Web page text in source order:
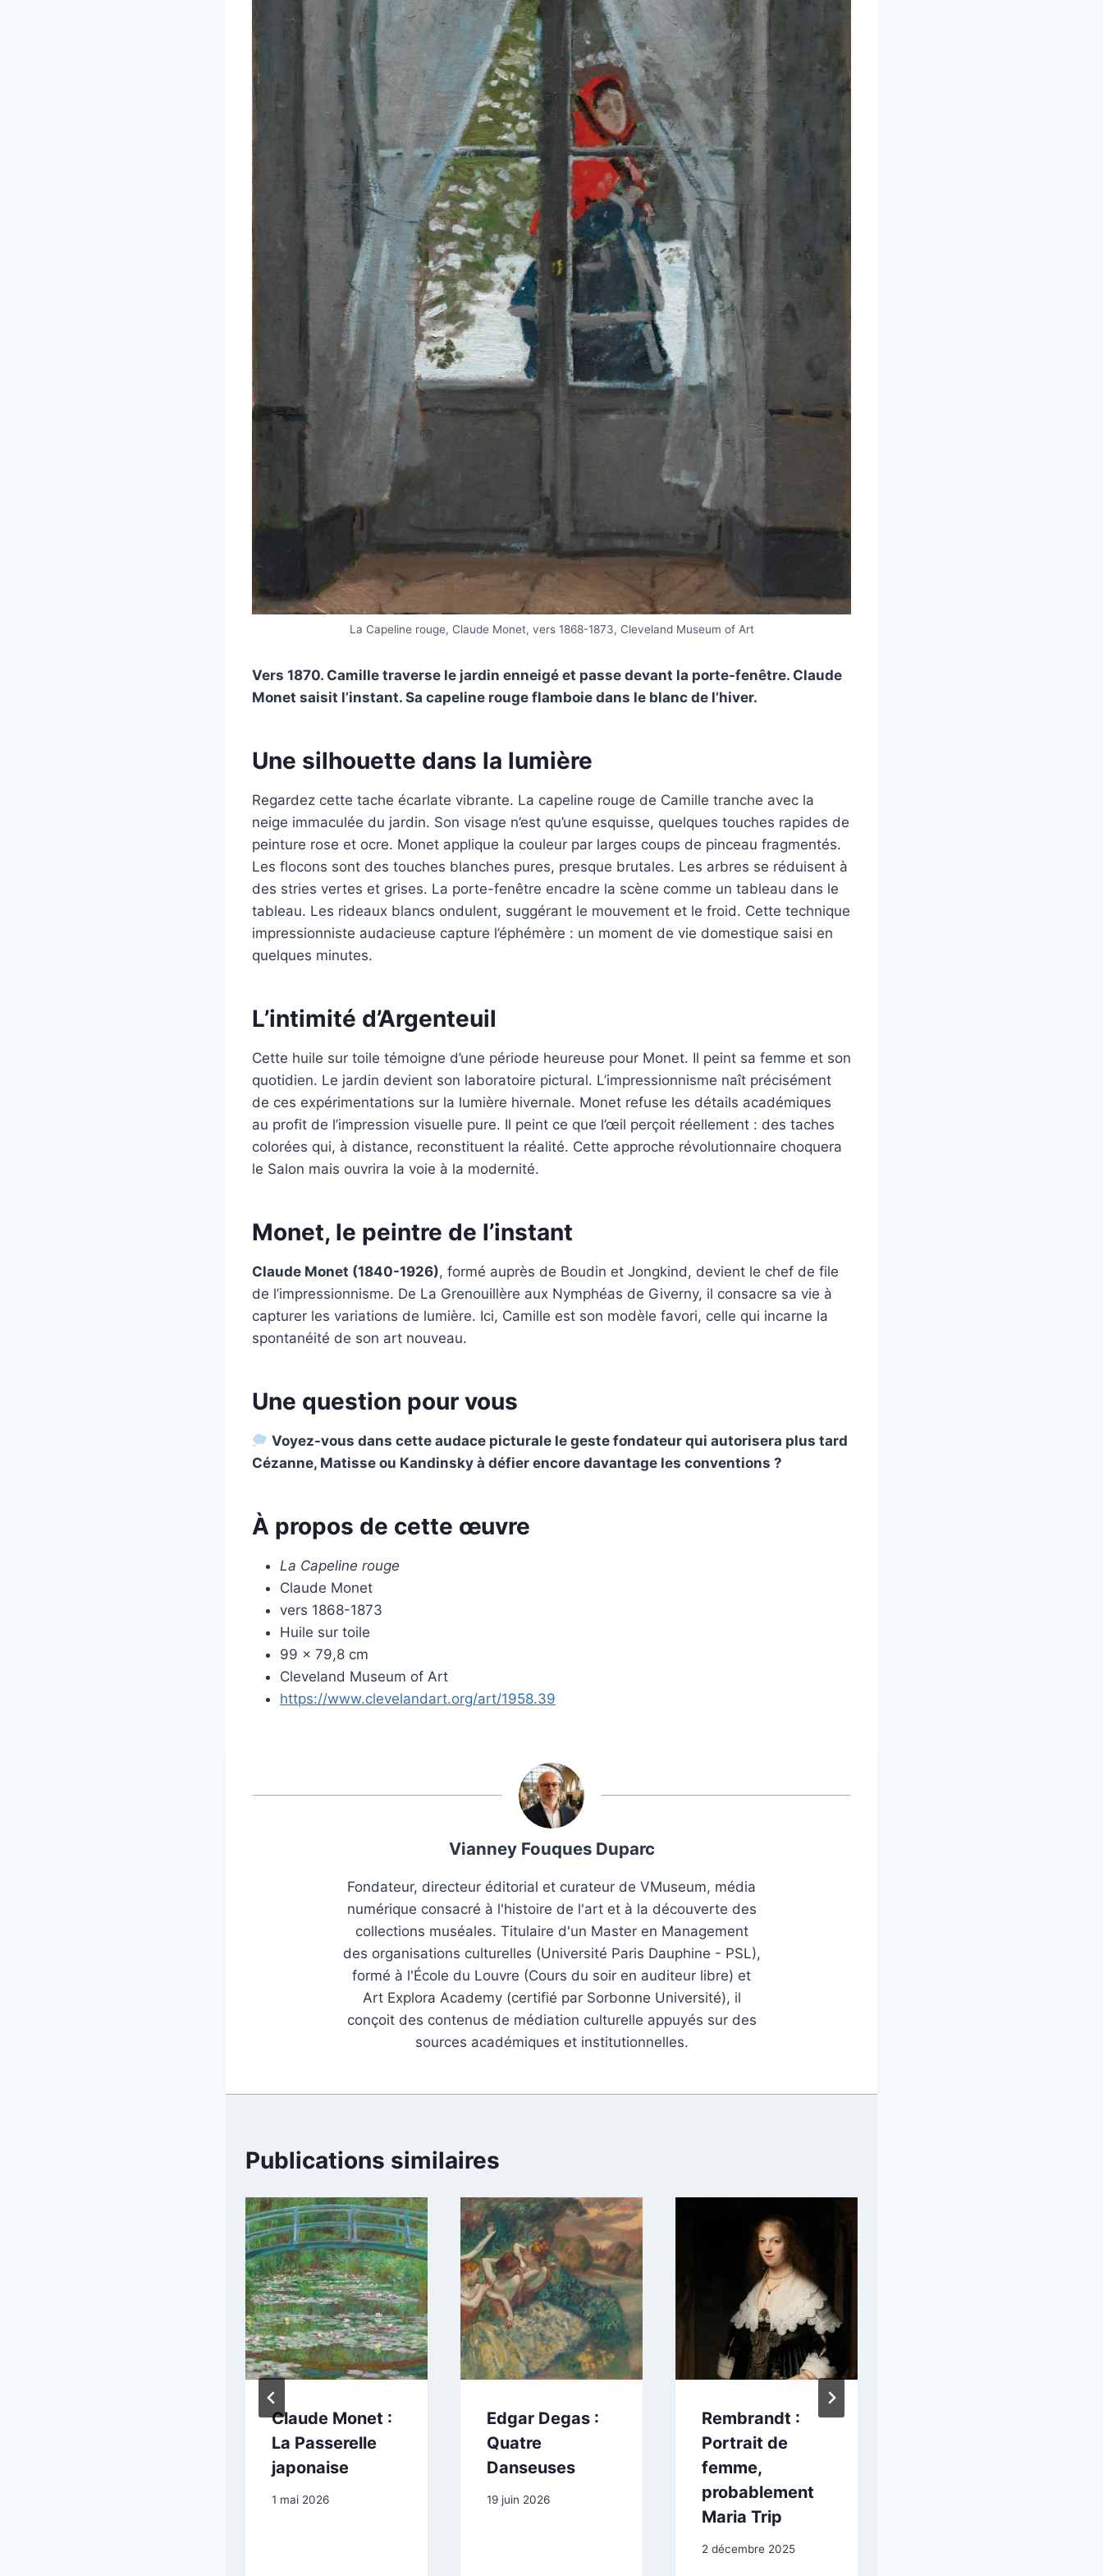
La Capeline rouge, Claude Monet, vers 1868-1873, Cleveland Museum of Art
Vers 1870. Camille traverse le jardin enneigé et passe devant la porte-fenêtre. Claude
Monet saisit l’instant. Sa capeline rouge flamboie dans le blanc de l’hiver.
Une silhouette dans la lumière
Regardez cette tache écarlate vibrante. La capeline rouge de Camille tranche avec la
neige immaculée du jardin. Son visage n’est qu’une esquisse, quelques touches rapides de
peinture rose et ocre. Monet applique la couleur par larges coups de pinceau fragmentés.
Les flocons sont des touches blanches pures, presque brutales. Les arbres se réduisent à
des stries vertes et grises. La porte-fenêtre encadre la scène comme un tableau dans le
tableau. Les rideaux blancs ondulent, suggérant le mouvement et le froid. Cette technique
impressionniste audacieuse capture l’éphémère : un moment de vie domestique saisi en
quelques minutes.
L’intimité d’Argenteuil
Cette huile sur toile témoigne d’une période heureuse pour Monet. Il peint sa femme et son
quotidien. Le jardin devient son laboratoire pictural. L’impressionnisme naît précisément
de ces expérimentations sur la lumière hivernale. Monet refuse les détails académiques
au profit de l’impression visuelle pure. Il peint ce que l’œil perçoit réellement : des taches
colorées qui, à distance, reconstituent la réalité. Cette approche révolutionnaire choquera
le Salon mais ouvrira la voie à la modernité.
Monet, le peintre de l’instant
Claude Monet (1840-1926), formé auprès de Boudin et Jongkind, devient le chef de file
de l’impressionnisme. De La Grenouillère aux Nymphéas de Giverny, il consacre sa vie à
capturer les variations de lumière. Ici, Camille est son modèle favori, celle qui incarne la
spontanéité de son art nouveau.
Une question pour vous
Voyez-vous dans cette audace picturale le geste fondateur qui autorisera plus tard
Cézanne, Matisse ou Kandinsky à défier encore davantage les conventions ?
À propos de cette œuvre
La Capeline rouge
Claude Monet
vers 1868-1873
Huile sur toile
99 x 79,8 cm
Cleveland Museum of Art
https://www.clevelandart.org/art/1958.39
Vianney Fouques Duparc
Fondateur, directeur éditorial et curateur de VMuseum, média
numérique consacré à l'histoire de l'art et à la découverte des
collections muséales. Titulaire d'un Master en Management
des organisations culturelles (Université Paris Dauphine - PSL),
formé à l'École du Louvre (Cours du soir en auditeur libre) et
Art Explora Academy (certifié par Sorbonne Université), il
conçoit des contenus de médiation culturelle appuyés sur des
sources académiques et institutionnelles.
Publications similaires
Claude Monet :
La Passerelle
japonaise
1 mai 2026
Edgar Degas :
Quatre
Danseuses
19 juin 2026
Rembrandt :
Portrait de
femme,
probablement
Maria Trip
2 décembre 2025